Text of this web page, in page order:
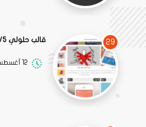
29 قالب حلولي V5
12 أغسطس 2017